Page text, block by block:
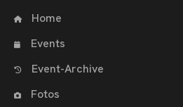
Home
Events
Event-Archive
Fotos